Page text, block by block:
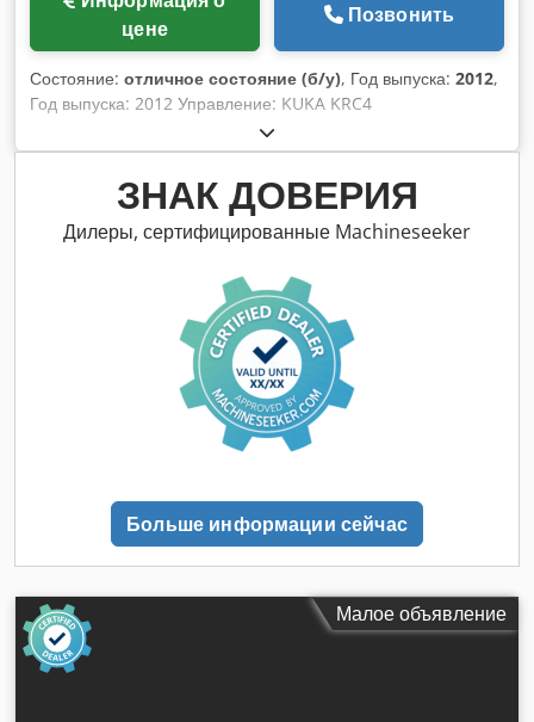
цене
Позвонить
Состояние: отличное состояние (б/у), Год выпуска: 2012,
Год выпуска: 2012 Управление: KUKA KRC4
Грузоподъемность: 240 кг Дальность действия: 2896 мм
Csdpfoxlzinjx Ahheha Серийный номер: 618867
ЗНАК ДОВЕРИЯ
Дилеры, сертифицированные Machineseeker
Больше информации сейчас
Малое объявление